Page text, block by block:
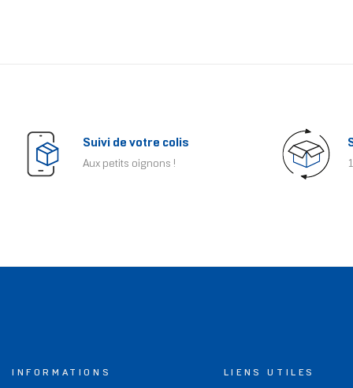
Suivi de votre colis
Aux petits oignons !
INFORMATIONS LIENS UTILES